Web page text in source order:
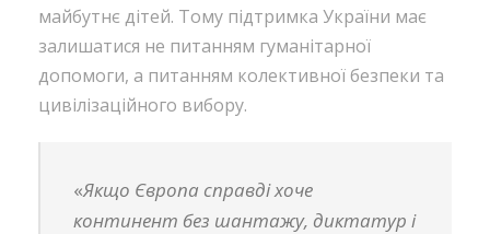
майбутнє дітей. Тому підтримка України має
залишатися не питанням гуманітарної
допомоги, а питанням колективної безпеки та
цивілізаційного вибору.
«Якщо Європа справді хоче
континент без шантажу, диктатур і